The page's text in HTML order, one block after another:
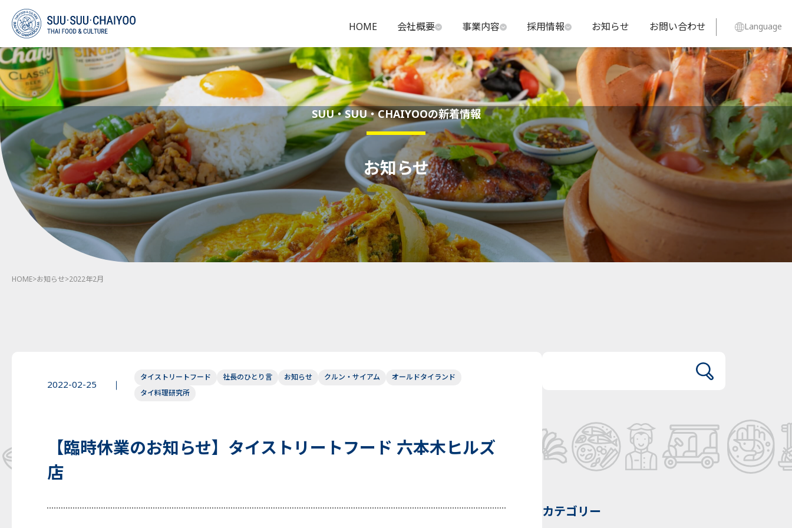
HOME 会社概要 事業内容 採用情報 お知らせ お問い合わせ Language
SUU・SUU・CHAIYOOの新着情報
お知らせ
HOME>お知らせ>2022年2月
2022-02-25
タイストリートフード 社長のひとり言 お知らせ クルン・サイアム
オールドタイランド
タイ料理研究所
【臨時休業のお知らせ】タイストリートフード 六本木ヒルズ
店
カテゴリー